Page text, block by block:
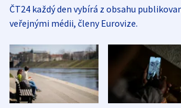
ČT24 každý den vybírá z obsahu
veřejnými médii, členy Eurovize.